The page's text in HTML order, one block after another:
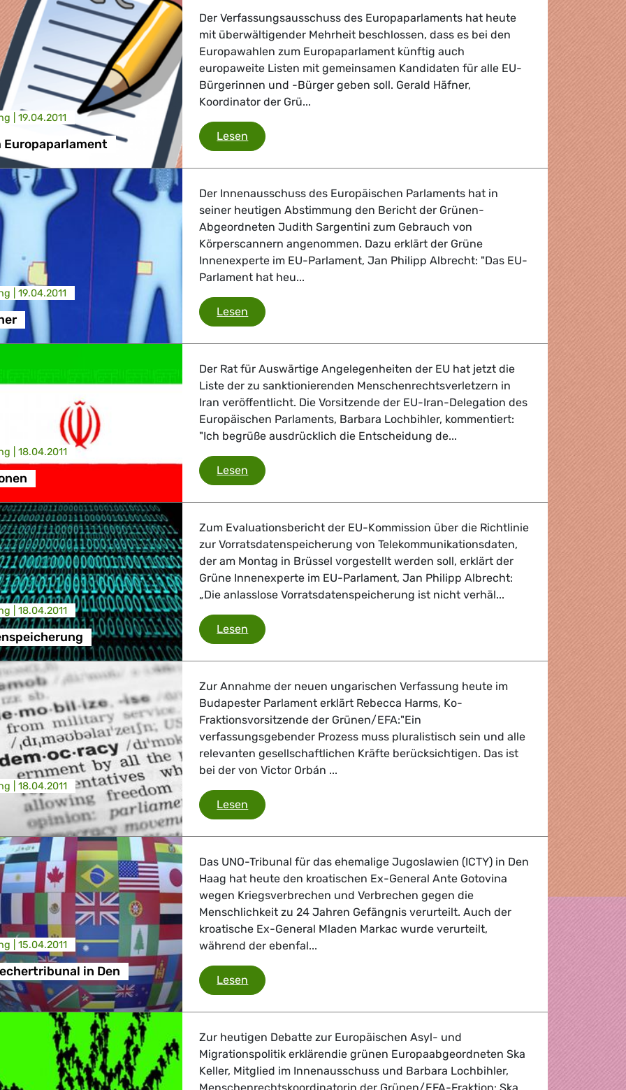
Landwirtschaft
Digitales & Kultur
Verbraucherschutz
Sicherheit, Migration, Entwicklung
| 19.04.2011
Europaparlament
Der Verfassungsausschuss des Europaparlaments hat heute
mit überwältigender Mehrheit beschlossen, dass es bei den
Europawahlen zum Europaparlament künftig auch
europaweite Listen mit gemeinsamen Kandidaten für alle EU-
Bürgerinnen und -Bürger geben soll. Gerald Häfner,
Koordinator der Grü...
Lesen Wahlen zum Europaparlament
| 19.04.2011
Der Innenausschuss des Europäischen Parlaments hat in
seiner heutigen Abstimmung den Bericht der Grünen-
Abgeordneten Judith Sargentini zum Gebrauch von
Körperscannern angenommen. Dazu erklärt der Grüne
Innenexperte im EU-Parlament, Jan Philipp Albrecht: "Das EU-
Parlament hat heu...
Lesen Körperscanner
| 18.04.2011
Der Rat für Auswärtige Angelegenheiten der EU hat jetzt die
Liste der zu sanktionierenden Menschenrechtsverletzern in
Iran veröffentlicht. Die Vorsitzende der EU-Iran-Delegation des
Europäischen Parlaments, Barbara Lochbihler, kommentiert:
"Ich begrüße ausdrücklich die Entscheidung de...
Lesen Iran-Sanktionen
| 18.04.2011
Zum Evaluationsbericht der EU-Kommission über die Richtlinie
zur Vorratsdatenspeicherung von Telekommunikationsdaten,
der am Montag in Brüssel vorgestellt werden soll, erklärt der
Grüne Innenexperte im EU-Parlament, Jan Philipp Albrecht:
„Die anlasslose Vorratsdatenspeicherung ist nicht verhäl...
Lesen Vorratsdatenspeicherung
| 18.04.2011
Zur Annahme der neuen ungarischen Verfassung heute im
Budapester Parlament erklärt Rebecca Harms, Ko-
Fraktionsvorsitzende der Grünen/EFA:"Ein
verfassungsgebender Prozess muss pluralistisch sein und alle
relevanten gesellschaftlichen Kräfte berücksichtigen. Das ist
bei der von Victor Orbán ...
Lesen Ungarn
| 15.04.2011
in Den
Das UNO-Tribunal für das ehemalige Jugoslawien (ICTY) in Den
Haag hat heute den kroatischen Ex-General Ante Gotovina
wegen Kriegsverbrechen und Verbrechen gegen die
Menschlichkeit zu 24 Jahren Gefängnis verurteilt. Auch der
kroatische Ex-General Mladen Markac wurde verurteilt,
während der ebenfal...
Lesen Kriegsverbrechertribunal in Den Haag
Zur heutigen Debatte zur Europäischen Asyl- und
Migrationspolitik erklärendie grünen Europaabgeordneten Ska
Keller, Mitglied im Innenausschuss und Barbara Lochbihler,
Menschenrechtskoordinatorin der Grünen/EFA-Fraktion: Ska